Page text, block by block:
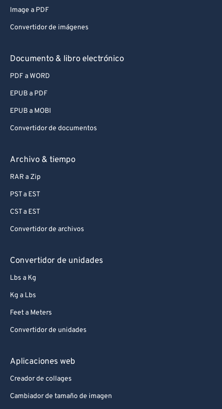
Image a PDF
Convertidor de imágenes
Documento & libro electrónico
PDF a WORD
EPUB a PDF
EPUB a MOBI
Convertidor de documentos
Archivo & tiempo
RAR a Zip
PST a EST
CST a EST
Convertidor de archivos
Convertidor de unidades
Lbs a Kg
Kg a Lbs
Feet a Meters
Convertidor de unidades
Aplicaciones web
Creador de collages
Cambiador de tamaño de imagen